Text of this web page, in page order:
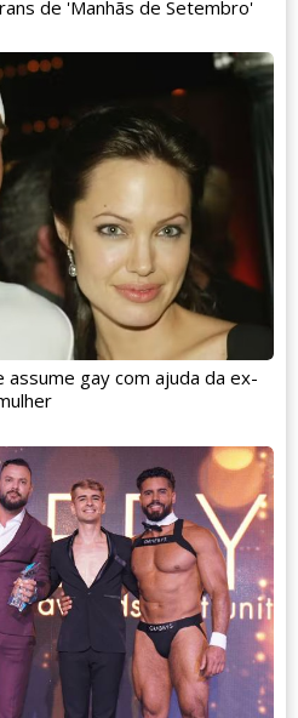
de 'Manhãs de Setembro'
assume gay com ajuda da ex-